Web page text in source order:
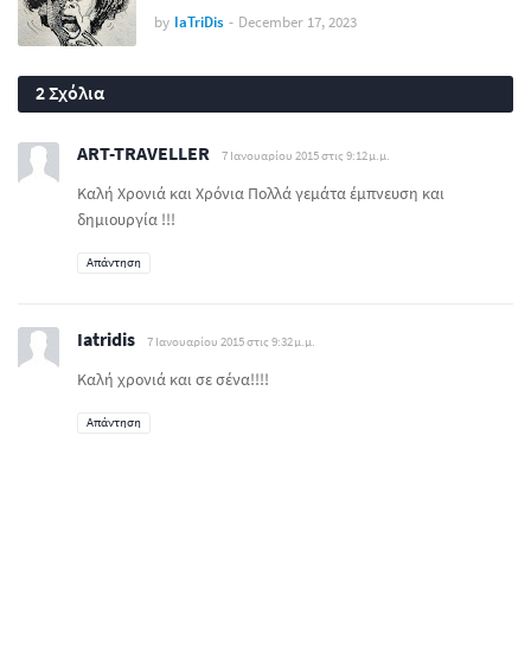
by IaTriDis - December 17, 2023
2 Σχόλια
ART-TRAVELLER 7 Ιανουαρίου 2015 στις 9:12 μ.μ.
Kαλή Χρονιά και Χρόνια Πολλά γεμάτα έμπνευση και
δημιουργία !!!
Απάντηση
Iatridis 7 Ιανουαρίου 2015 στις 9:32 μ.μ.
Καλή χρονιά και σε σένα!!!!
Απάντηση